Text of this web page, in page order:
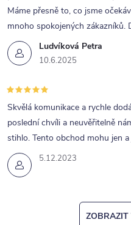
Ludvíková Petra
10.6.2025
Máme přesně to, co jsme
mnoho spokojených zákazníků.
5.12.2023
Skvělá komunikace a rychle
poslední chvíli a neuvěřitelně
stihlo. Tento obchod mohu jen
ZOBRAZIT